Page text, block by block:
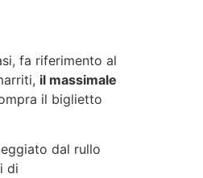
fa riferimento al
il massimale
il biglietto
dal rullo
di